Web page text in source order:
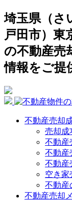
埼玉県（さ
戸田市）東
の不動産売
情報をご提
不動産売却
売却成
不動産
不動産
不動産
空き家
不動産
不動産売却